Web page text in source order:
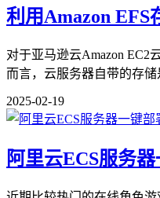
利用Amazon EFS
对于亚马逊云Amazon
而言，云服务器自带的存
2025-02-19
阿里云ECS服务